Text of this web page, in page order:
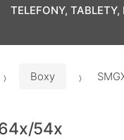
TELEFONY, TABLETY,
Boxy
54x